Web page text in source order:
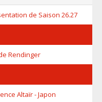
de Saison 26.27
Rendinger
Altaïr - Japon